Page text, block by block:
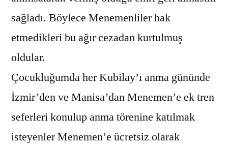
sağladı. Böylece Menemenliler hak
etmedikleri bu ağır cezadan kurtulmuş
oldular.
Çocukluğumda her Kubilay’ı anma gününde
İzmir’den ve Manisa’dan Menemen’e ek tren
seferleri konulup anma törenine katılmak
isteyenler Menemen’e ücretsiz olarak